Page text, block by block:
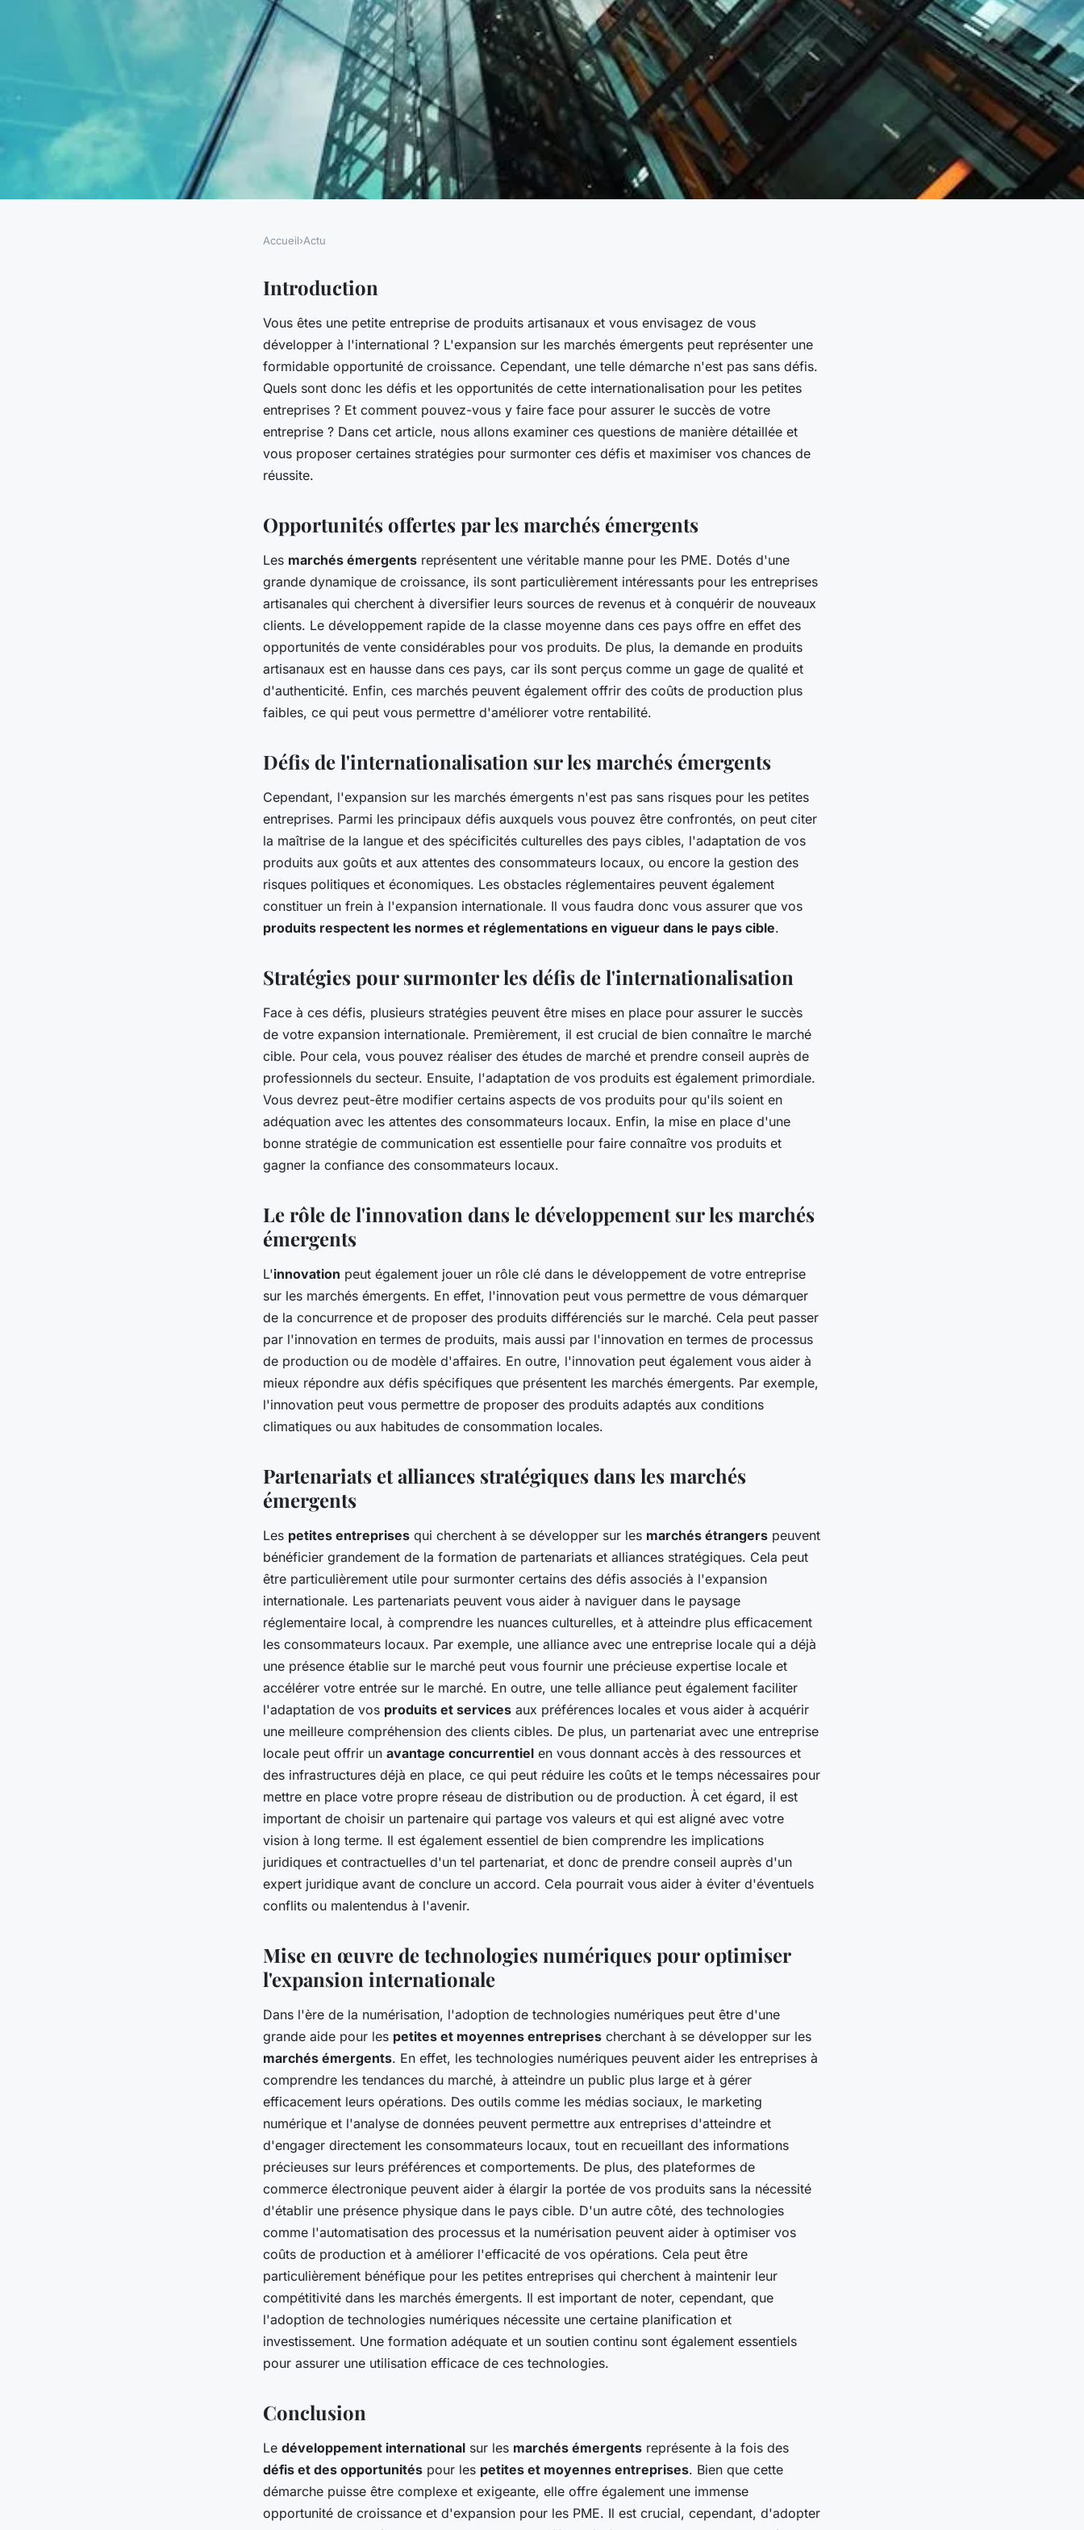
Quels sont les défis et les opportunités
de l'expansion sur les marchés
émergents pour les petites entreprises
de produits artisanaux ?
Accueil›Actu
Introduction
Vous êtes une petite entreprise de produits artisanaux et vous envisagez de vous
développer à l'international ? L'expansion sur les marchés émergents peut représenter une
formidable opportunité de croissance. Cependant, une telle démarche n'est pas sans défis.
Quels sont donc les défis et les opportunités de cette internationalisation pour les petites
entreprises ? Et comment pouvez-vous y faire face pour assurer le succès de votre
entreprise ? Dans cet article, nous allons examiner ces questions de manière détaillée et
vous proposer certaines stratégies pour surmonter ces défis et maximiser vos chances de
réussite.
Opportunités offertes par les marchés émergents
Les marchés émergents représentent une véritable manne pour les PME. Dotés d'une
grande dynamique de croissance, ils sont particulièrement intéressants pour les entreprises
artisanales qui cherchent à diversifier leurs sources de revenus et à conquérir de nouveaux
clients. Le développement rapide de la classe moyenne dans ces pays offre en effet des
opportunités de vente considérables pour vos produits. De plus, la demande en produits
artisanaux est en hausse dans ces pays, car ils sont perçus comme un gage de qualité et
d'authenticité. Enfin, ces marchés peuvent également offrir des coûts de production plus
faibles, ce qui peut vous permettre d'améliorer votre rentabilité.
Défis de l'internationalisation sur les marchés émergents
Cependant, l'expansion sur les marchés émergents n'est pas sans risques pour les petites
entreprises. Parmi les principaux défis auxquels vous pouvez être confrontés, on peut citer
la maîtrise de la langue et des spécificités culturelles des pays cibles, l'adaptation de vos
produits aux goûts et aux attentes des consommateurs locaux, ou encore la gestion des
risques politiques et économiques. Les obstacles réglementaires peuvent également
constituer un frein à l'expansion internationale. Il vous faudra donc vous assurer que vos
produits respectent les normes et réglementations en vigueur dans le pays cible.
Stratégies pour surmonter les défis de l'internationalisation
Face à ces défis, plusieurs stratégies peuvent être mises en place pour assurer le succès
de votre expansion internationale. Premièrement, il est crucial de bien connaître le marché
cible. Pour cela, vous pouvez réaliser des études de marché et prendre conseil auprès de
professionnels du secteur. Ensuite, l'adaptation de vos produits est également primordiale.
Vous devrez peut-être modifier certains aspects de vos produits pour qu'ils soient en
adéquation avec les attentes des consommateurs locaux. Enfin, la mise en place d'une
bonne stratégie de communication est essentielle pour faire connaître vos produits et
gagner la confiance des consommateurs locaux.
Le rôle de l'innovation dans le développement sur les marchés
émergents
L'innovation peut également jouer un rôle clé dans le développement de votre entreprise
sur les marchés émergents. En effet, l'innovation peut vous permettre de vous démarquer
de la concurrence et de proposer des produits différenciés sur le marché. Cela peut passer
par l'innovation en termes de produits, mais aussi par l'innovation en termes de processus
de production ou de modèle d'affaires. En outre, l'innovation peut également vous aider à
mieux répondre aux défis spécifiques que présentent les marchés émergents. Par exemple,
l'innovation peut vous permettre de proposer des produits adaptés aux conditions
climatiques ou aux habitudes de consommation locales.
Partenariats et alliances stratégiques dans les marchés
émergents
Les petites entreprises qui cherchent à se développer sur les marchés étrangers peuvent
bénéficier grandement de la formation de partenariats et alliances stratégiques. Cela peut
être particulièrement utile pour surmonter certains des défis associés à l'expansion
internationale. Les partenariats peuvent vous aider à naviguer dans le paysage
réglementaire local, à comprendre les nuances culturelles, et à atteindre plus efficacement
les consommateurs locaux. Par exemple, une alliance avec une entreprise locale qui a déjà
une présence établie sur le marché peut vous fournir une précieuse expertise locale et
accélérer votre entrée sur le marché. En outre, une telle alliance peut également faciliter
l'adaptation de vos produits et services aux préférences locales et vous aider à acquérir
une meilleure compréhension des clients cibles. De plus, un partenariat avec une entreprise
locale peut offrir un avantage concurrentiel en vous donnant accès à des ressources et
des infrastructures déjà en place, ce qui peut réduire les coûts et le temps nécessaires pour
mettre en place votre propre réseau de distribution ou de production. À cet égard, il est
important de choisir un partenaire qui partage vos valeurs et qui est aligné avec votre
vision à long terme. Il est également essentiel de bien comprendre les implications
juridiques et contractuelles d'un tel partenariat, et donc de prendre conseil auprès d'un
expert juridique avant de conclure un accord. Cela pourrait vous aider à éviter d'éventuels
conflits ou malentendus à l'avenir.
Mise en œuvre de technologies numériques pour optimiser
l'expansion internationale
Dans l'ère de la numérisation, l'adoption de technologies numériques peut être d'une
grande aide pour les petites et moyennes entreprises cherchant à se développer sur les
marchés émergents. En effet, les technologies numériques peuvent aider les entreprises à
comprendre les tendances du marché, à atteindre un public plus large et à gérer
efficacement leurs opérations. Des outils comme les médias sociaux, le marketing
numérique et l'analyse de données peuvent permettre aux entreprises d'atteindre et
d'engager directement les consommateurs locaux, tout en recueillant des informations
précieuses sur leurs préférences et comportements. De plus, des plateformes de
commerce électronique peuvent aider à élargir la portée de vos produits sans la nécessité
d'établir une présence physique dans le pays cible. D'un autre côté, des technologies
comme l'automatisation des processus et la numérisation peuvent aider à optimiser vos
coûts de production et à améliorer l'efficacité de vos opérations. Cela peut être
particulièrement bénéfique pour les petites entreprises qui cherchent à maintenir leur
compétitivité dans les marchés émergents. Il est important de noter, cependant, que
l'adoption de technologies numériques nécessite une certaine planification et
investissement. Une formation adéquate et un soutien continu sont également essentiels
pour assurer une utilisation efficace de ces technologies.
Conclusion
Le développement international sur les marchés émergents représente à la fois des
défis et des opportunités pour les petites et moyennes entreprises. Bien que cette
démarche puisse être complexe et exigeante, elle offre également une immense
opportunité de croissance et d'expansion pour les PME. Il est crucial, cependant, d'adopter